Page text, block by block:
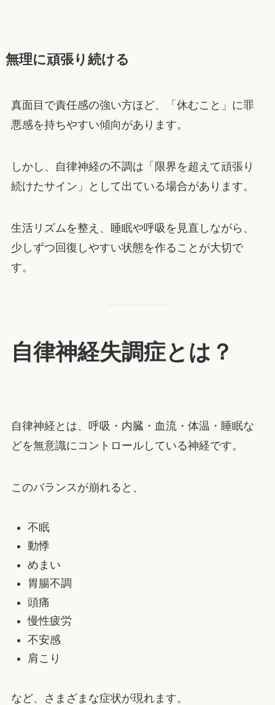
無理に頑張り続ける
真面目で責任感の強い方ほど、「休むこと」に罪
悪感を持ちやすい傾向があります。
しかし、自律神経の不調は「限界を超えて頑張り
続けたサイン」として出ている場合があります。
生活リズムを整え、睡眠や呼吸を見直しながら、
少しずつ回復しやすい状態を作ることが大切で
す。
自律神経失調症とは？
自律神経とは、呼吸・内臓・血流・体温・睡眠な
どを無意識にコントロールしている神経です。
このバランスが崩れると、
不眠
動悸
めまい
胃腸不調
頭痛
慢性疲労
不安感
肩こり
など、さまざまな症状が現れます。